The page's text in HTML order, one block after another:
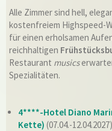
Alle Zimmer sind hell,
kostenfreiem Highspeed-
für einen erholsamen
reichhaltigen
Restaurant musics
Spezialitäten.
4****-Hotel Diano
Kette) (07.04.-12.04.2027)